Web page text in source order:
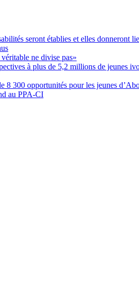
seront établies et elles donneront
ne divise pas»
à plus de 5,2 millions de jeunes
8 300 opportunités pour les jeunes
au PPA-CI